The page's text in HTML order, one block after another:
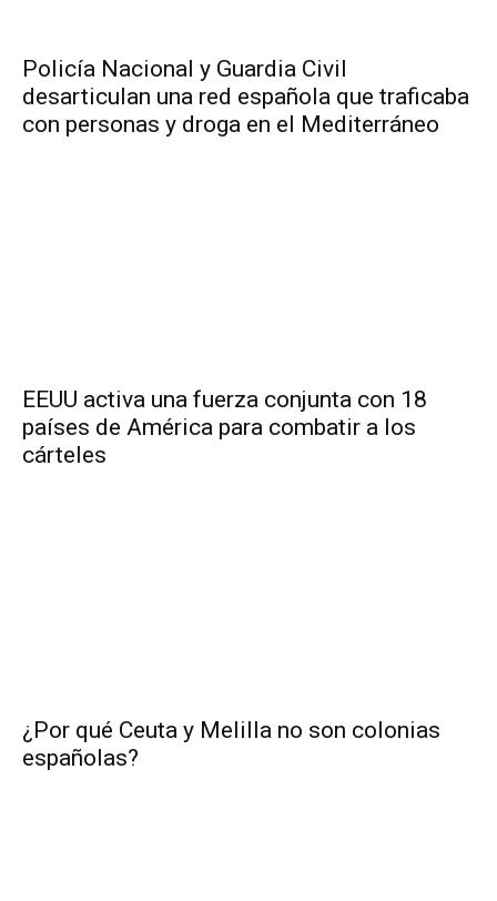
Policía Nacional y Guardia Civil
desarticulan una red española que traficaba
con personas y droga en el Mediterráneo
EEUU activa una fuerza conjunta con 18
países de América para combatir a los
cárteles
¿Por qué Ceuta y Melilla no son colonias
españolas?